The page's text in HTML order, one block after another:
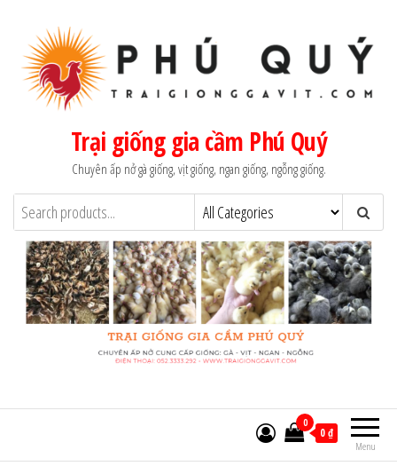
content
Trại giống gia cầm Phú Quý
Chuyên ấp nở gà giống, vịt giống, ngan giống, ngỗng giống.
Menu
0
0 ₫